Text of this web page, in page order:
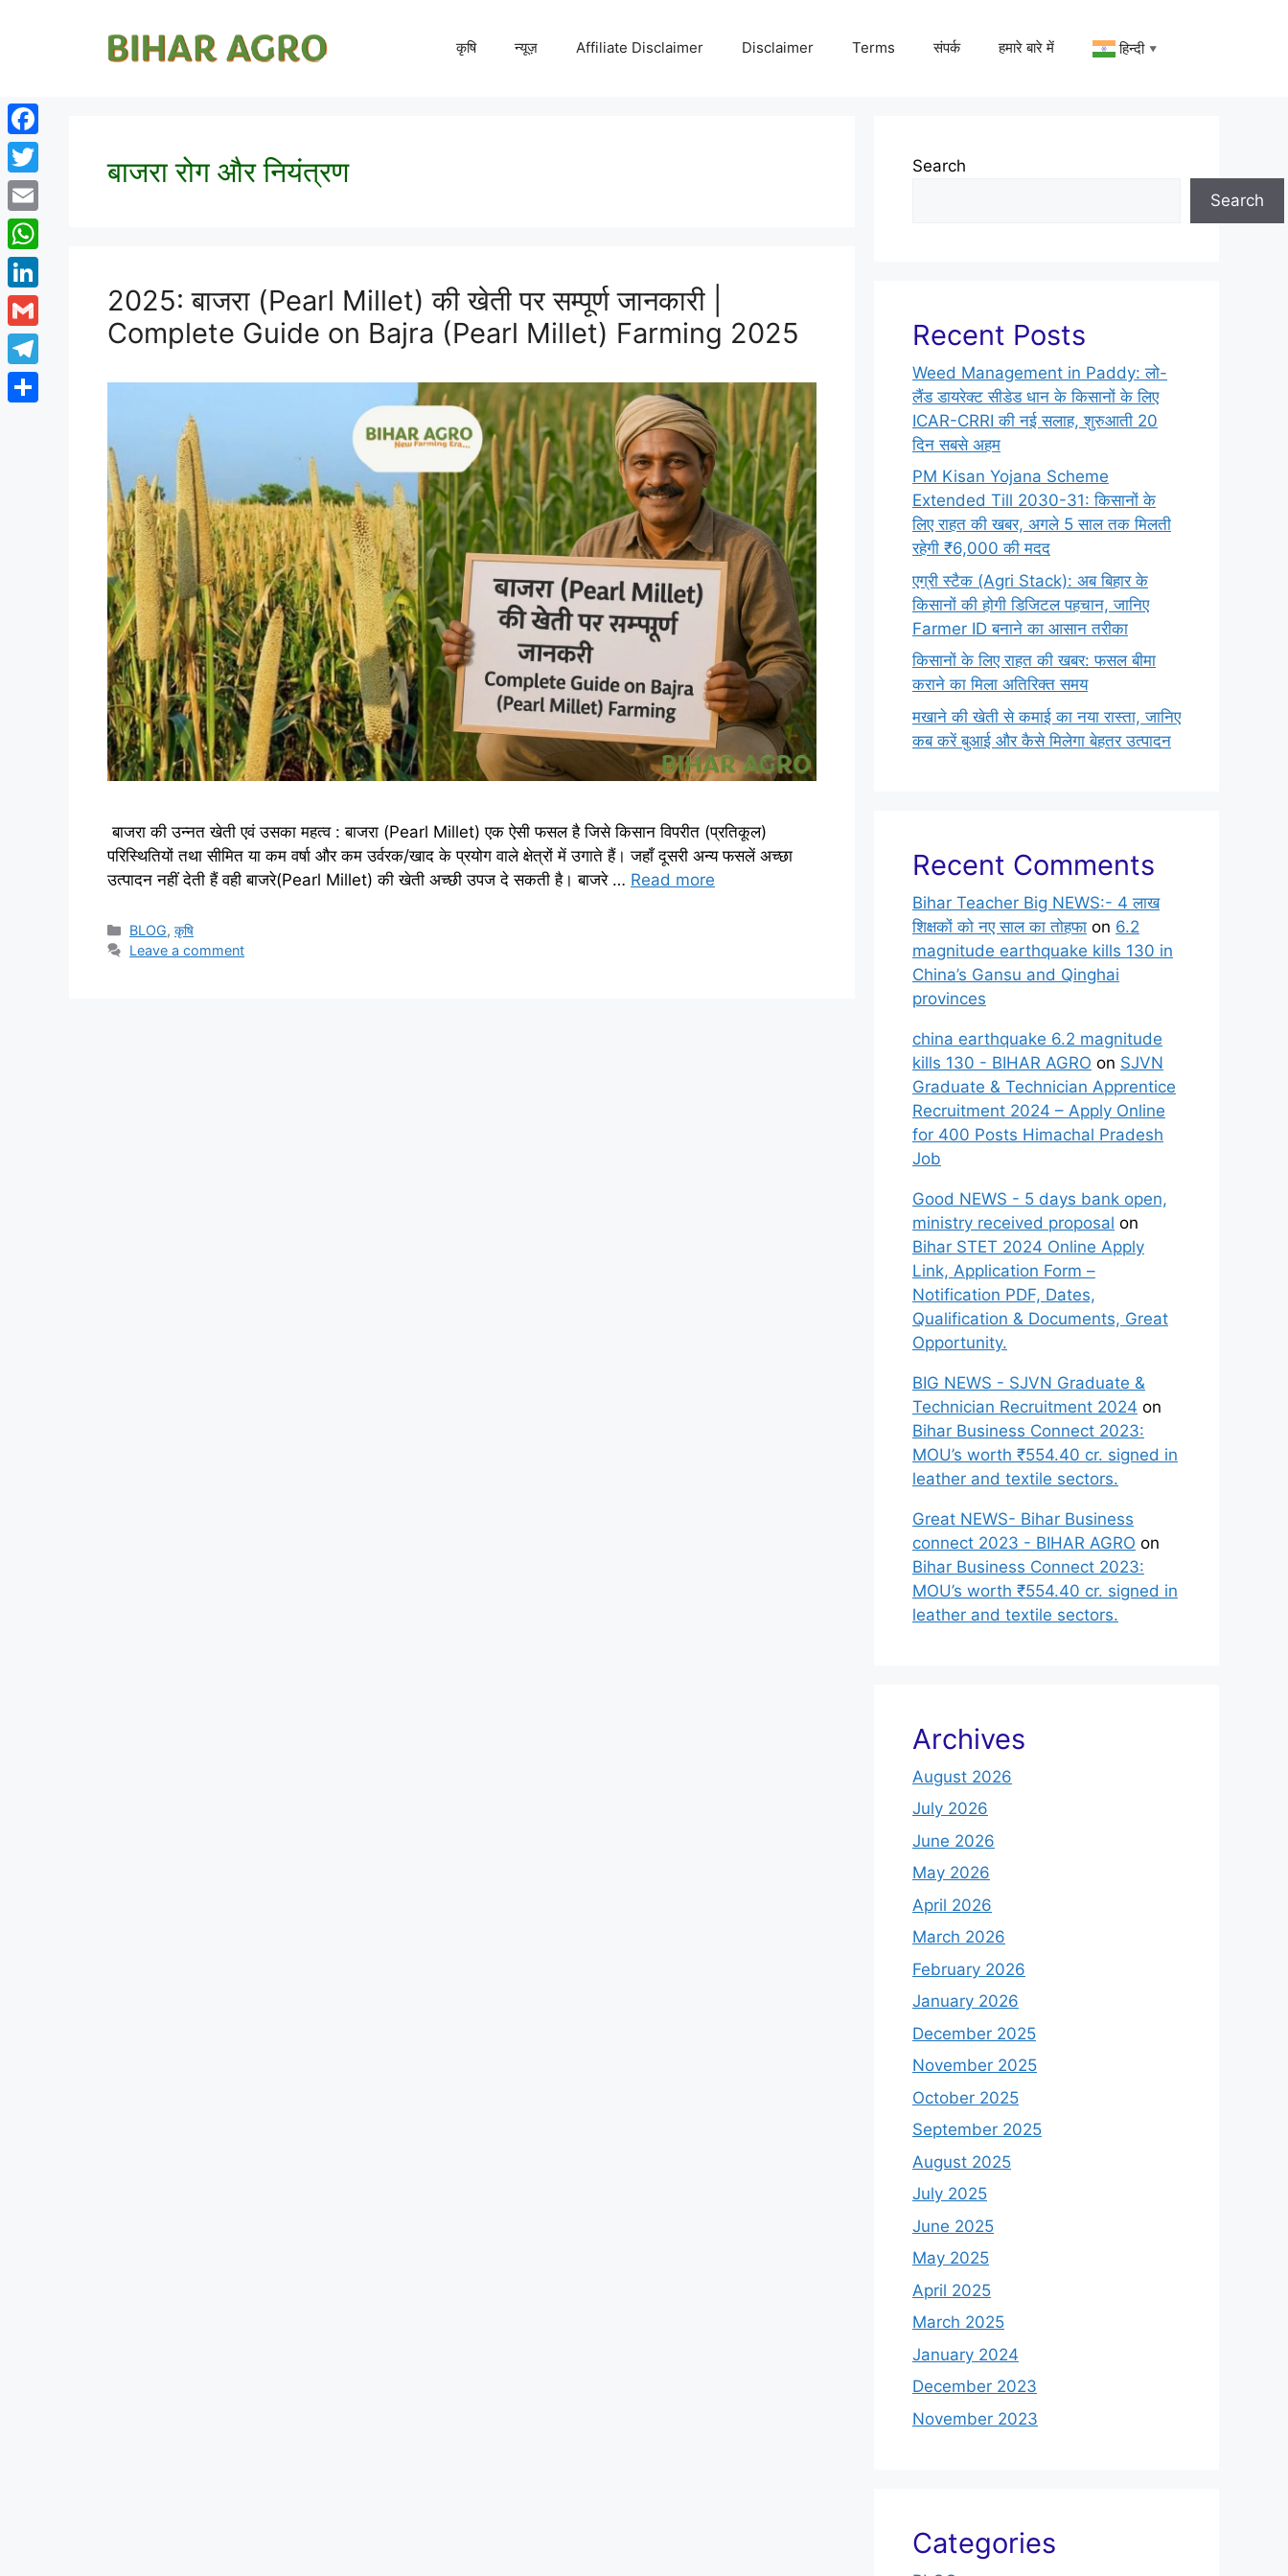
कृषि न्यूज़ Affiliate Disclaimer Disclaimer Terms संपर्क हमारे बारे में हिन्दी ▼
बाजरा रोग और नियंत्रण
2025: बाजरा (Pearl Millet) की खेती पर सम्पूर्ण जानकारी |
Complete Guide on Bajra (Pearl Millet) Farming 2025
बाजरा की उन्नत खेती एवं उसका महत्व : बाजरा (Pearl Millet) एक ऐसी फसल है जिसे किसान विपरीत (प्रतिकूल)
परिस्थितियों तथा सीमित या कम वर्षा और कम उर्वरक/खाद के प्रयोग वाले क्षेत्रों में उगाते हैं। जहाँ दूसरी अन्य फसलें अच्छा
उत्पादन नहीं देती हैं वही बाजरे(Pearl Millet) की खेती अच्छी उपज दे सकती है। बाजरे … Read more
BLOG,कृषि
Leave a comment
Search
Search
Recent Posts
Weed Management in Paddy: लो-
लैंड डायरेक्ट सीडेड धान के किसानों के लिए
ICAR-CRRI की नई सलाह, शुरुआती 20
दिन सबसे अहम
PM Kisan Yojana Scheme
Extended Till 2030-31: किसानों के
लिए राहत की खबर, अगले 5 साल तक मिलती
रहेगी ₹6,000 की मदद
एग्री स्टैक (Agri Stack): अब बिहार के
किसानों की होगी डिजिटल पहचान, जानिए
Farmer ID बनाने का आसान तरीका
किसानों के लिए राहत की खबर: फसल बीमा
कराने का मिला अतिरिक्त समय
मखाने की खेती से कमाई का नया रास्ता, जानिए
कब करें बुआई और कैसे मिलेगा बेहतर उत्पादन
Recent Comments
Bihar Teacher Big NEWS:- 4 लाख
शिक्षकों को नए साल का तोहफा on 6.2
magnitude earthquake kills 130 in
China’s Gansu and Qinghai
provinces
china earthquake 6.2 magnitude
kills 130 - BIHAR AGRO on SJVN
Graduate & Technician Apprentice
Recruitment 2024 – Apply Online
for 400 Posts Himachal Pradesh
Job
Good NEWS - 5 days bank open,
ministry received proposal on
Bihar STET 2024 Online Apply
Link, Application Form –
Notification PDF, Dates,
Qualification & Documents, Great
Opportunity.
BIG NEWS - SJVN Graduate &
Technician Recruitment 2024 on
Bihar Business Connect 2023:
MOU’s worth ₹554.40 cr. signed in
leather and textile sectors.
Great NEWS- Bihar Business
connect 2023 - BIHAR AGRO on
Bihar Business Connect 2023:
MOU’s worth ₹554.40 cr. signed in
leather and textile sectors.
Archives
August 2026
July 2026
June 2026
May 2026
April 2026
March 2026
February 2026
January 2026
December 2025
November 2025
October 2025
September 2025
August 2025
July 2025
June 2025
May 2025
April 2025
March 2025
January 2024
December 2023
November 2023
Categories
Facebook
Twitter
Email
WhatsApp
LinkedIn
Gmail
Telegram